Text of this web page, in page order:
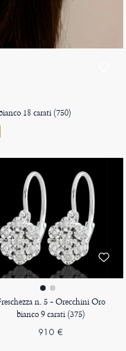
18 carati (750)
n. 5 - Orecchini Oro
bianco 9 carati (375)
910 €